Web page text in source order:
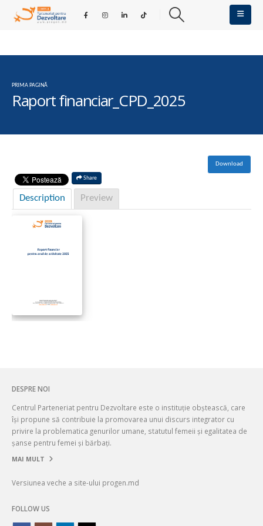
PRIMA PAGINĂ
Raport financiar_CPD_2025
Download
Share
Description Preview
DESPRE NOI
Centrul Parteneriat pentru Dezvoltare este o instituție obștească, care
își propune să contribuie la promovarea unui discurs integrator cu
privire la problematica genurilor umane, statutul femeii și egalitatea de
șanse pentru femei și bărbați.
MAI MULT
Versiunea veche a site-ului progen.md
FOLLOW US